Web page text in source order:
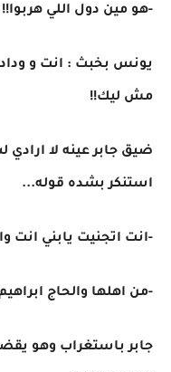
-هو مين دول اللي هربوا!!
يونس بخبث : انت و
مش ليك!!
ضيق جابر عينه لا ارادي
استنكر بشده قوله...
-انت اتجنيت يابني انت
-من اهلها والحاج
جابر باستغراب وهو